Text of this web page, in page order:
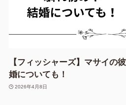
【フィッシャーズ】マサイの
婚についても！
2026年4月8日